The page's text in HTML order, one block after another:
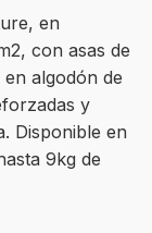
en
con asas de
algodón de
y
Disponible en
9kg de